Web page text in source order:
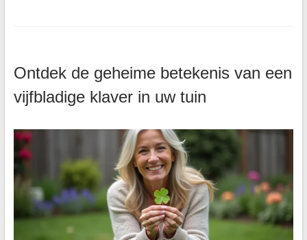
Ontdek de geheime betekenis van een
vijfbladige klaver in uw tuin